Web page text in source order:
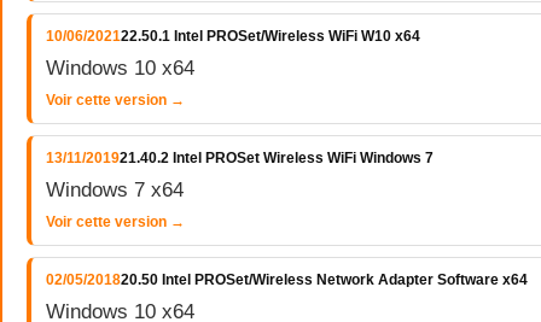
10/06/202122.50.1 Intel PROSet/Wireless WiFi W10 x64
Windows 10 x64
Voir cette version →
13/11/201921.40.2 Intel PROSet Wireless WiFi Windows 7
Windows 7 x64
Voir cette version →
02/05/201820.50 Intel PROSet/Wireless Network Adapter Software x64
Windows 10 x64